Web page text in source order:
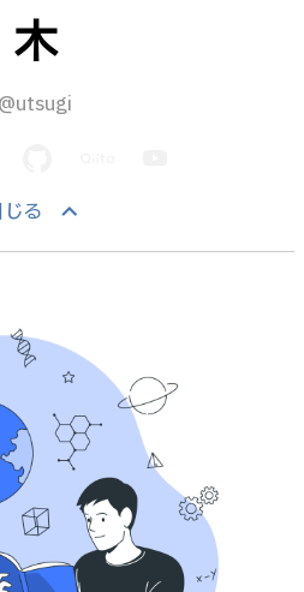
木
@utsugi
る keyboard_arrow_up